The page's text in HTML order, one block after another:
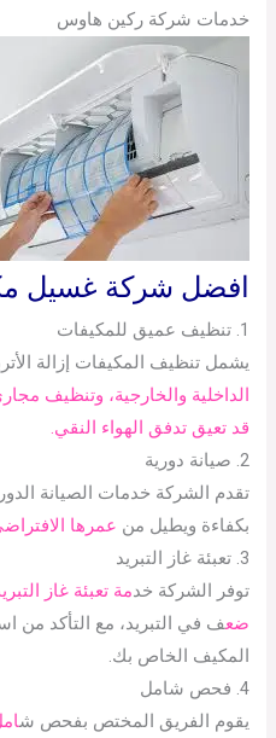
خدمات شركة ركين هاوس
افضل شركة غسيل
1. تنظيف عميق للمكيفات
يشمل تنظيف المكيفات إزالة
الداخلية والخارجية، وتنظيف
قد تعيق تدفق الهواء النقي.
2. صيانة دورية
تقدم الشركة خدمات الصيانة
بكفاءة ويطيل من عمرها
3. تعبئة غاز التبريد
توفر الشركة خدمة تعبئة غاز
ضعف في التبريد، مع التأكد من
المكيف الخاص بك.
4. فحص شامل
يقوم الفريق المختص بفحص ش